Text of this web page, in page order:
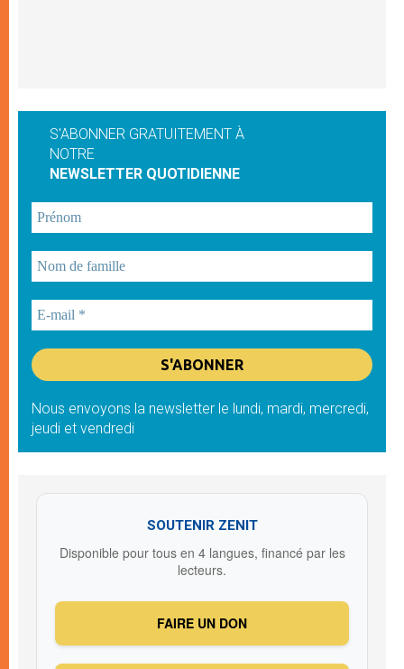
S'ABONNER GRATUITEMENT À
NOTRE
NEWSLETTER QUOTIDIENNE
Nous envoyons la newsletter le lundi, mardi, mercredi,
jeudi et vendredi
SOUTENIR ZENIT
Disponible pour tous en 4 langues, financé par les
lecteurs.
FAIRE UN DON